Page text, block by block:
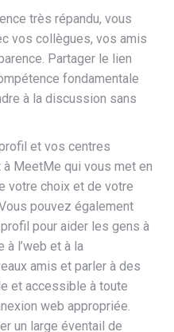
très répandu, vous
vos collègues, vos amis
Partager le lien
fondamentale
à la discussion sans
et vos centres
MeetMe qui vous met en
votre choix et de votre
pouvez également
pour aider les gens à
à l’web et à la
amis et parler à des
et accessible à toute
web appropriée.
un large éventail de